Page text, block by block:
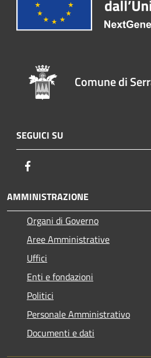
Comune di
SEGUICI SU
AMMINISTRAZIONE
Organi di Governo
Aree Amministrative
Uffici
Enti e fondazioni
Politici
Personale Amministrativo
Documenti e dati